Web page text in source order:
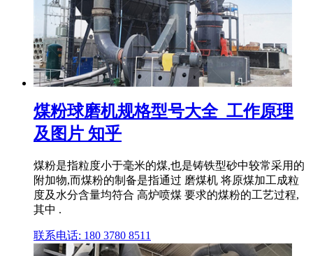
煤粉球磨机规格型号大全_工作原理
及图片 知乎
煤粉是指粒度小于毫米的煤,也是铸铁型砂中较常采用的
附加物,而煤粉的制备是指通过 磨煤机 将原煤加工成粒
度及水分含量均符合 高炉喷煤 要求的煤粉的工艺过程,
其中 .
联系电话: 180 3780 8511